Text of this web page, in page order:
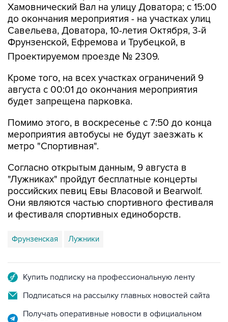
Савельева, Доватора, 10-летия Октября, 3-й
Фрунзенской, Ефремова и Трубецкой, в
Проектируемом проезде № 2309.
Кроме того, на всех участках ограничений 9
будет запрещена парковка.
Помимо этого, в воскресенье с 7:50 до конца
метро "Спортивная".
Согласно открытым данным, 9 августа в
российских певиц Евы Власовой и Bearwolf.
Они являются частью спортивного фестиваля
и фестиваля спортивных единоборств.
Фрунзенская Лужники
Подписаться на рассылку главных новостей сайта
Получать оперативные новости в официальном